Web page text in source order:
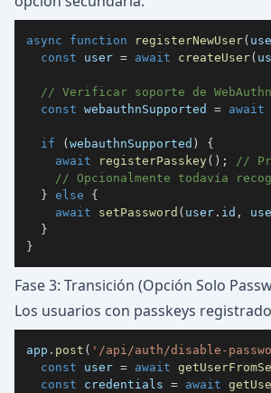
async function registerNewUser(
const user = await createUser(
// Verificar soporte de
const webauthnSupported = await
if (webauthnSupported )
{
await
registerPasskey( ) ;
//
// Opcionalmente todavía
} else
{
await
setPassword ( user . id ,
}
}
Fase 3: Transición (Opción Solo
Los usuarios con passkeys
app . post ( '/api/auth/disable-
const user = await
const credentials = await